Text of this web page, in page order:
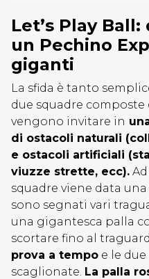
Let’s Play Ball:
un Pechino
giganti
La sfida è tanto
due squadre composte
vengono invitare in
di ostacoli naturali
e ostacoli artificiali
viuzze strette, ecc).
squadre viene data
sono segnati vari
una gigantesca palla
scortare fino al
prova a tempo e le
scaglionate. La palla